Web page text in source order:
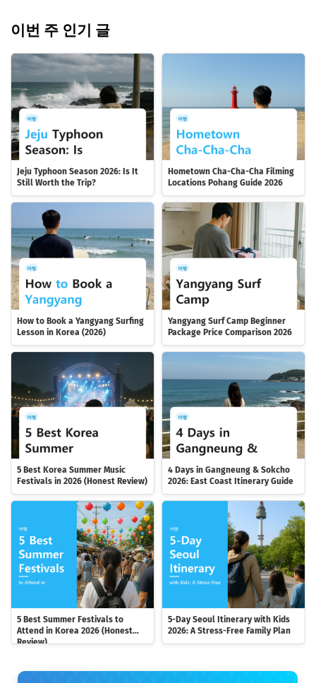
이번 주 인기 글
Jeju Typhoon Season 2026: Is It
Still Worth the Trip?
Hometown Cha-Cha-Cha Filming
Locations Pohang Guide 2026
How to Book a Yangyang Surfing
Lesson in Korea (2026)
Yangyang Surf Camp Beginner
Package Price Comparison 2026
5 Best Korea Summer Music
Festivals in 2026 (Honest Review)
4 Days in Gangneung & Sokcho
2026: East Coast Itinerary Guide
5 Best Summer Festivals to
Attend in Korea 2026 (Honest
Review)
5-Day Seoul Itinerary with Kids
2026: A Stress-Free Family Plan